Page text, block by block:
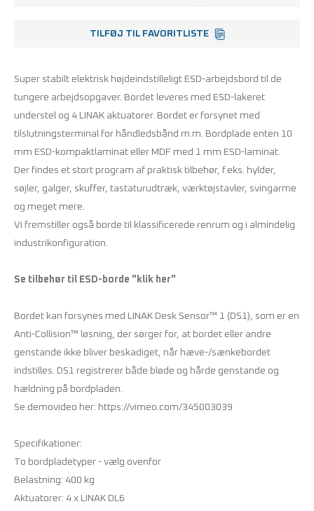
TILFØJ TIL FAVORITLISTE
Super stabilt elektrisk højdeindstilleligt ESD-arbejdsbord til de
tungere arbejdsopgaver. Bordet leveres med ESD-lakeret
understel og 4 LINAK aktuatorer. Bordet er forsynet med
tilslutningsterminal for håndledsbånd m.m. Bordplade enten 10
mm ESD-kompaktlaminat eller MDF med 1 mm ESD-laminat.
Der findes et stort program af praktisk tilbehør, f.eks. hylder,
søjler, galger, skuffer, tastaturudtræk, værktøjstavler, svingarme
og meget mere.
Vi fremstiller også borde til klassificerede renrum og i almindelig
industrikonfiguration.
Se tilbehør til ESD-borde "klik her"
Bordet kan forsynes med LINAK Desk Sensor™ 1 (DS1), som er en
Anti-Collision™ løsning, der sørger for, at bordet eller andre
genstande ikke bliver beskadiget, når hæve-/sænkebordet
indstilles. DS1 registrerer både bløde og hårde genstande og
hældning på bordpladen.
Se demovideo her: https://vimeo.com/345003039
Specifikationer:
To bordpladetyper - vælg ovenfor
Belastning: 400 kg
Aktuatorer: 4 x LINAK DL6